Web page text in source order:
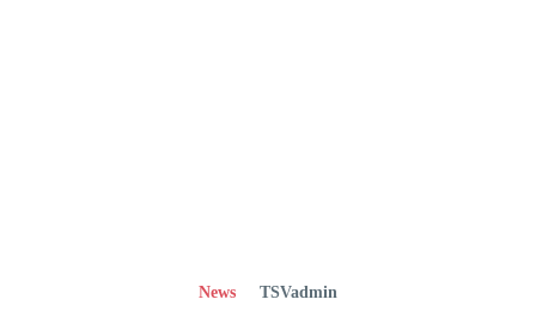
News TSVadmin